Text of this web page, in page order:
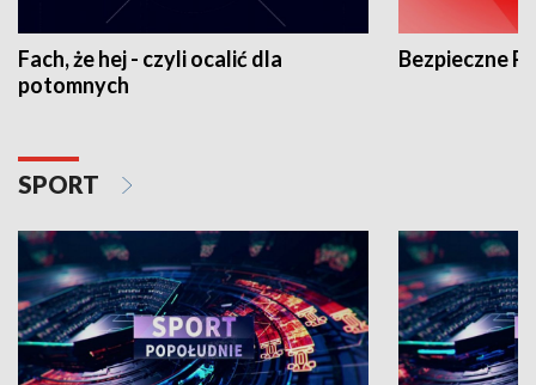
Fach, że hej - czyli ocalić dla
potomnych
Bezpieczne
SPORT